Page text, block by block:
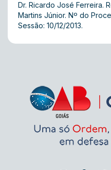
Dr. Ricardo José Ferreira.
Martins Júnior. Nº do
Sessão: 10/12/2013.